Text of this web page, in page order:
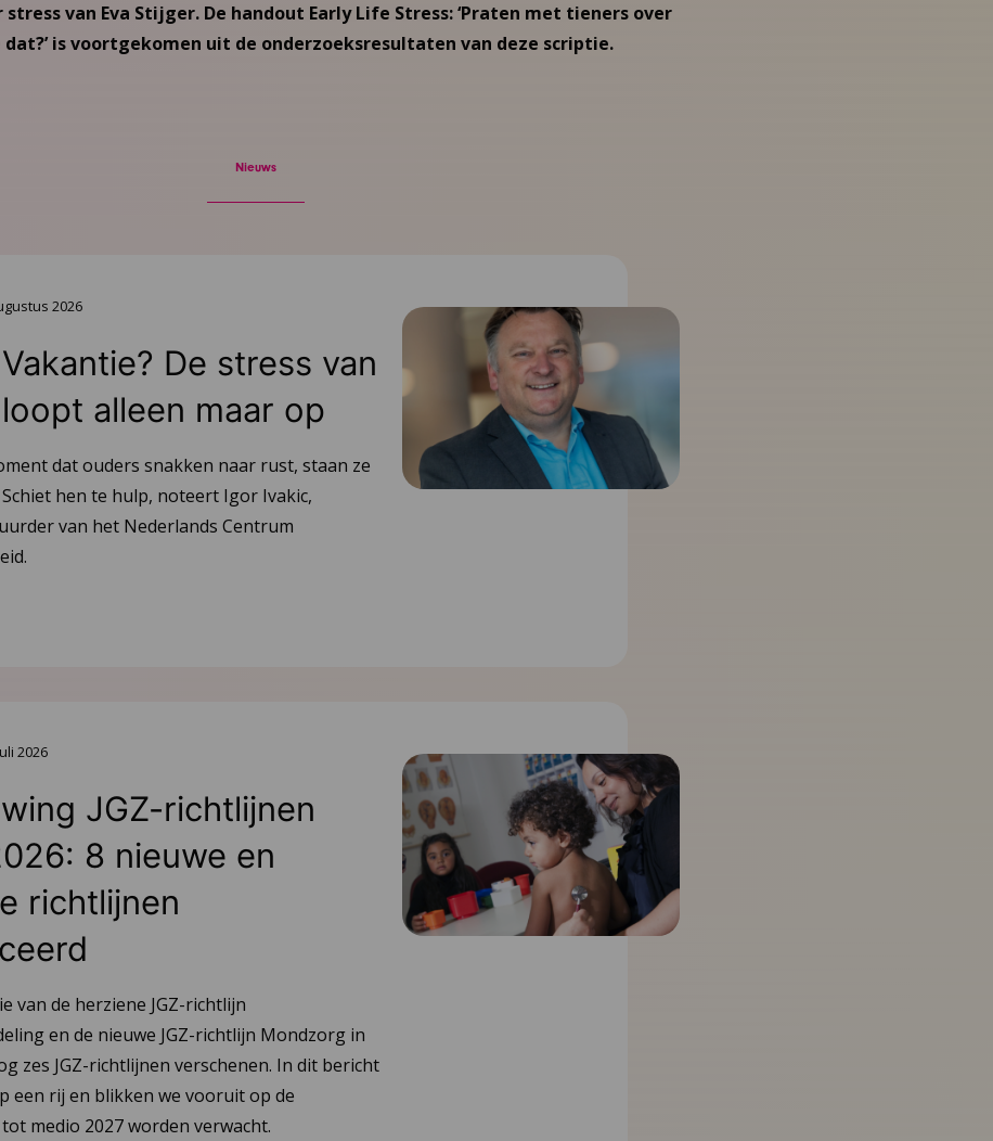
van Eva Stijger. De handout Early Life Stress: ‘Praten met tieners over
dat?’ is voortgekomen uit de onderzoeksresultaten van deze scriptie.
Nieuws
2026
De stress van
alleen maar op
dat ouders snakken naar rust, staan ze
hen te hulp, noteert Igor Ivakic,
van het Nederlands Centrum
2026
JGZ-richtlijnen
8 nieuwe en
richtlijnen
van de herziene JGZ-richtlijn
en de nieuwe JGZ-richtlijn Mondzorg in
zes JGZ-richtlijnen verschenen. In dit bericht
een rij en blikken we vooruit op de
medio 2027 worden verwacht.